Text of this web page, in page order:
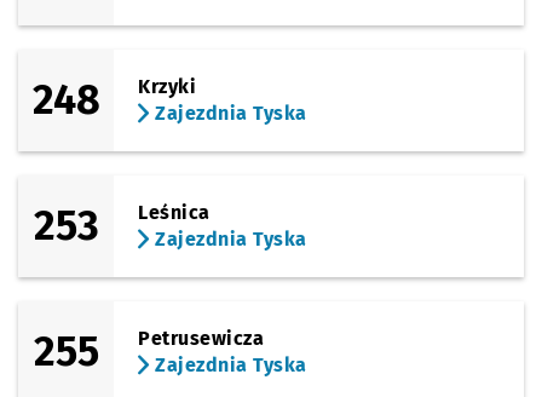
248
Krzyki
Zajezdnia Tyska
253
Leśnica
Zajezdnia Tyska
255
Petrusewicza
Zajezdnia Tyska